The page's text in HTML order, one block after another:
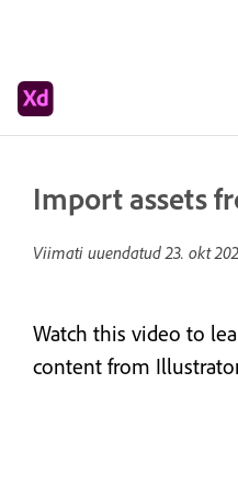
Import assets
Viimati uuendatud23. okt
Watch this video to
content from